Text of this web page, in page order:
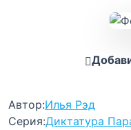
Автор:Илья Рэд
Серия:Диктатура